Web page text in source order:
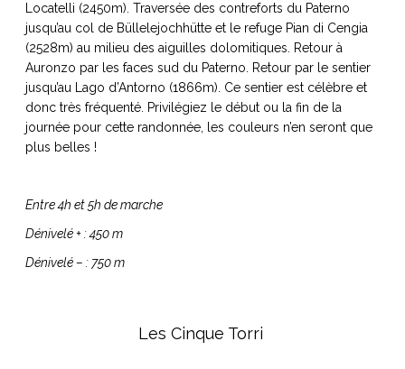
du
ART DE VIVRE ITALIEN
Notre palette
Virtuosa Venezia
Locatelli (2450m). Traversée des contreforts du Paterno
jusqu’au col de Büllelejochhütte et le refuge Pian di Cengia
(2528m) au milieu des aiguilles dolomitiques. Retour à
Auronzo par les faces sud du Paterno. Retour par le sentier
jusqu’au Lago d’Antorno (1866m). Ce sentier est célèbre et
donc très fréquenté. Privilégiez le début ou la fin de la
journée pour cette randonnée, les couleurs n’en seront que
plus belles !
Entre 4h et 5h de marche
Dénivelé + : 450 m
Dénivelé – : 750 m
Les Cinque Torri